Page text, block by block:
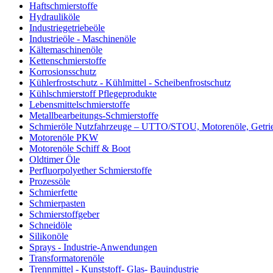
Haftschmierstoffe
Hydrauliköle
Industriegetriebeöle
Industrieöle - Maschinenöle
Kältemaschinenöle
Kettenschmierstoffe
Korrosionsschutz
Kühlerfrostschutz - Kühlmittel - Scheibenfrostschutz
Kühlschmierstoff Pflegeprodukte
Lebensmittelschmierstoffe
Metallbearbeitungs-Schmierstoffe
Schmieröle Nutzfahrzeuge – UTTO/STOU, Motorenöle,
Motorenöle PKW
Motorenöle Schiff & Boot
Oldtimer Öle
Perfluorpolyether Schmierstoffe
Prozessöle
Schmierfette
Schmierpasten
Schmierstoffgeber
Schneidöle
Silikonöle
Sprays - Industrie-Anwendungen
Transformatorenöle
Trennmittel - Kunststoff- Glas- Bauindustrie